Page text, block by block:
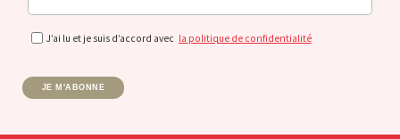
J’ai lu et je suis d’accord avec la politique de confidentialité
JE M'ABONNE